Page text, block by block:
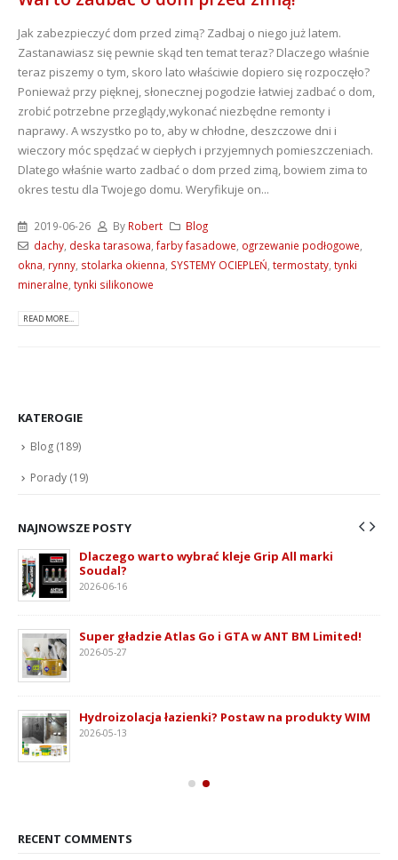
Jak zabezpieczyć dom przed zimą? Zadbaj o niego już latem.
Zastanawiasz się pewnie skąd ten temat teraz? Dlaczego właśnie
teraz piszemy o tym, skoro lato właściwie dopiero się rozpoczęło?
Ponieważ przy pięknej, słonecznej pogodzie łatwiej zadbać o dom,
zrobić potrzebne przeglądy,wykonać niezbędne remonty i
naprawy. A wszystko po to, aby w chłodne, deszczowe dni i
wieczory móc spędzać w ciepłych i przyjemnych pomieszczeniach.
Dlatego właśnie warto zadbać o dom przed zimą, bowiem zima to
okres testu dla Twojego domu. Weryfikuje on...
2019-06-26 By Robert
Blog
dachy, deska tarasowa farby fasadowe ogrzewanie podłogowe
okna rynny stolarka okienna SYSTEMY OCIEPLEŃ termostaty tynki
mineralne tynki silikonowe
READ MORE...
KATEROGIE
Blog (189)
Porady (19)
NAJNOWSZE POSTY
Dlaczego warto wybrać kleje Grip All marki
Soudal?
2026-06-16
Super gładzie Atlas Go i GTA w ANT BM Limited!
2026-05-27
Hydroizolacja łazienki? Postaw na produkty WIM
2026-05-13
RECENT COMMENTS